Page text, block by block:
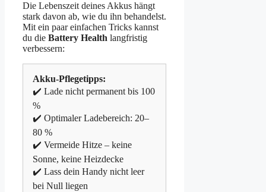
Die Lebenszeit deines Akkus hängt
stark davon ab, wie du ihn behandelst.
Mit ein paar einfachen Tricks kannst
du die Battery Health langfristig
verbessern:
Akku-Pflegetipps:
✔️ Lade nicht permanent bis 100
%
✔️ Optimaler Ladebereich: 20–
80 %
✔️ Vermeide Hitze – keine
Sonne, keine Heizdecke
✔️ Lass dein Handy nicht leer
bei Null liegen